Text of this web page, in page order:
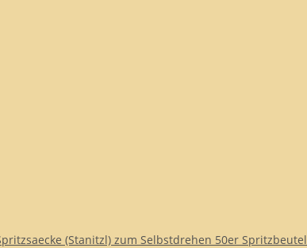
(Stanitzl) zum Selbstdrehen 50er Spritzbeutel